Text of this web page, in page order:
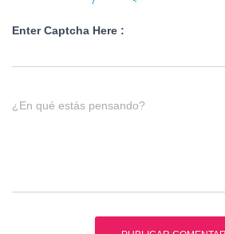
Enter Captcha Here :
¿En qué estás pensando?